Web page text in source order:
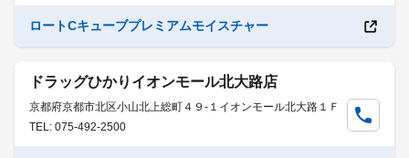
ロートCキューブプレミアムモイスチャー
ドラッグひかりイオンモール北大路店
京都府京都市北区小山北上総町４９-１イオンモール北大路１Ｆ
TEL: 075-492-2500